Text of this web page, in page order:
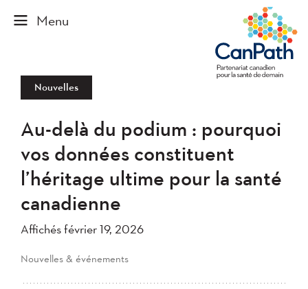
Nouvelles
Au-delà du podium : pourquoi
vos données constituent
l’héritage ultime pour la santé
canadienne
Affichés février 19, 2026
Nouvelles & événements